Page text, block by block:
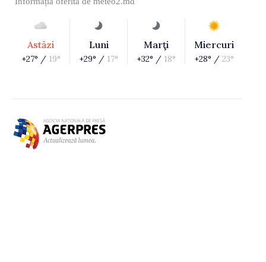
Astăzi
+27° / 19°
Luni
+29° / 17°
Marţi
+32° / 18°
Miercuri
+28° / 23°